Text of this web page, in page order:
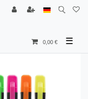
0,00 € ☰